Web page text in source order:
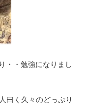
・・勉強になりまし
曰く久々のどっぷり